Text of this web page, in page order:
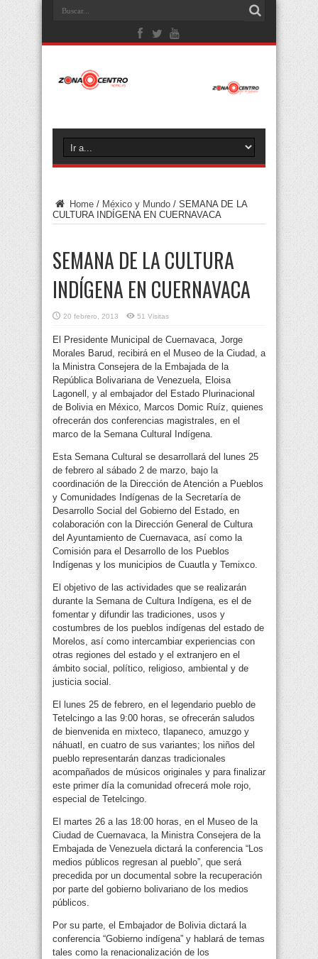
Home / México y Mundo / SEMANA DE LA
CULTURA INDÍGENA EN CUERNAVACA
SEMANA DE LA CULTURA
INDÍGENA EN CUERNAVACA
20 febrero, 2013 51 Visitas
El Presidente Municipal de Cuernavaca, Jorge
Morales Barud, recibirá en el Museo de la Ciudad, a
la Ministra Consejera de la Embajada de la
República Bolivariana de Venezuela, Eloisa
Lagonell, y al embajador del Estado Plurinacional
de Bolivia en México, Marcos Domic Ruíz, quienes
ofrecerán dos conferencias magistrales, en el
marco de la Semana Cultural Indígena.
Esta Semana Cultural se desarrollará del lunes 25
de febrero al sábado 2 de marzo, bajo la
coordinación de la Dirección de Atención a Pueblos
y Comunidades Indígenas de la Secretaría de
Desarrollo Social del Gobierno del Estado, en
colaboración con la Dirección General de Cultura
del Ayuntamiento de Cuernavaca, así como la
Comisión para el Desarrollo de los Pueblos
Indígenas y los municipios de Cuautla y Temixco.
El objetivo de las actividades que se realizarán
durante la Semana de Cultura Indígena, es el de
fomentar y difundir las tradiciones, usos y
costumbres de los pueblos indígenas del estado de
Morelos, así como intercambiar experiencias con
otras regiones del estado y el extranjero en el
ámbito social, político, religioso, ambiental y de
justicia social.
El lunes 25 de febrero, en el legendario pueblo de
Tetelcingo a las 9:00 horas, se ofrecerán saludos
de bienvenida en mixteco, tlapaneco, amuzgo y
náhuatl, en cuatro de sus variantes; los niños del
pueblo representarán danzas tradicionales
acompañados de músicos originales y para finalizar
este primer día la comunidad ofrecerá mole rojo,
especial de Tetelcingo.
El martes 26 a las 18:00 horas, en el Museo de la
Ciudad de Cuernavaca, la Ministra Consejera de la
Embajada de Venezuela dictará la conferencia “Los
medios públicos regresan al pueblo”, que será
precedida por un documental sobre la recuperación
por parte del gobierno bolivariano de los medios
públicos.
Por su parte, el Embajador de Bolivia dictará la
conferencia “Gobierno indígena” y hablará de temas
tales como la renacionalización de los